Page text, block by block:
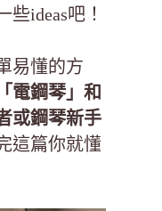
ideas吧！
易懂的方
「電鋼琴」和
或鋼琴新手
這篇你就懂